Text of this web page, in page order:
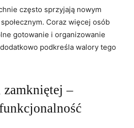
często sprzyjają nowym
Coraz więcej osób
gotowanie i organizowanie
podkreśla walory tego
–